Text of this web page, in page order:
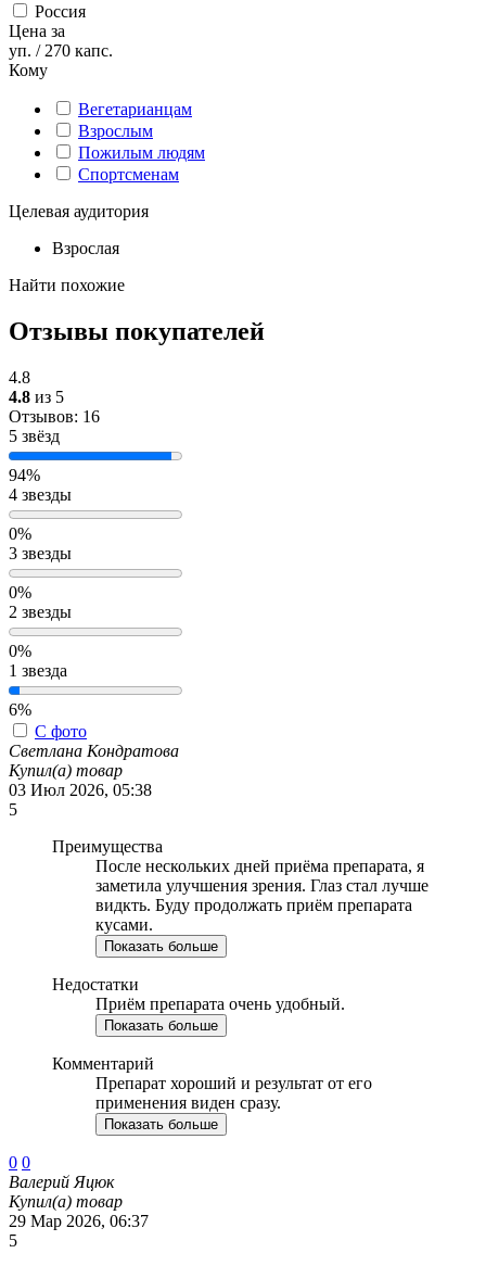
Россия
Цена за
уп. / 270 капс.
Кому
Вегетарианцам
Взрослым
Пожилым людям
Спортсменам
Целевая аудитория
Взрослая
Найти похожие
Отзывы покупателей
4.8
4.8 из 5
Отзывов: 16
5 звёзд
94%
4 звезды
0%
3 звезды
0%
2 звезды
0%
1 звезда
6%
С фото
Светлана Кондратова
Купил(а) товар
03 Июл 2026, 05:38
5
Преимущества
После нескольких дней приёма препарата, я
заметила улучшения зрения. Глаз стал лучше
видкть. Буду продолжать приём препарата
кусами.
Показать больше
Недостатки
Приём препарата очень удобный.
Показать больше
Комментарий
Препарат хороший и результат от его
применения виден сразу.
Показать больше
0 0
Валерий Яцюк
Купил(а) товар
29 Мар 2026, 06:37
5